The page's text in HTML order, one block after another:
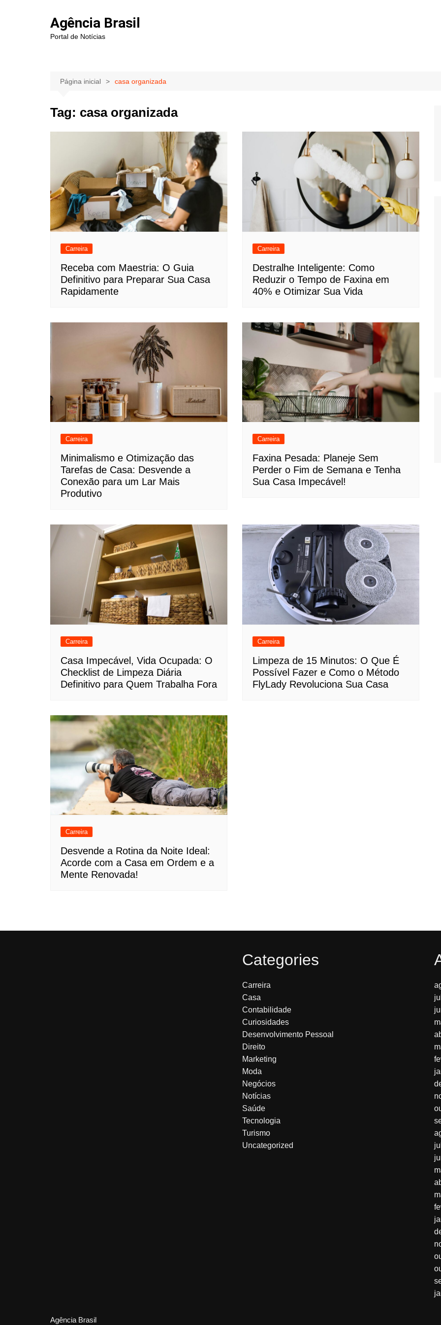
Agência Brasil
Portal de Notícias
Página inicial casa organizada
Tag: casa organizada
Carreira
Receba com Maestria: O Guia
Definitivo para Preparar Sua Casa
Rapidamente
Carreira
Destralhe Inteligente: Como
Reduzir o Tempo de Faxina em
40% e Otimizar Sua Vida
Carreira
Minimalismo e Otimização das
Tarefas de Casa: Desvende a
Conexão para um Lar Mais
Produtivo
Carreira
Faxina Pesada: Planeje Sem
Perder o Fim de Semana e Tenha
Sua Casa Impecável!
Carreira
Casa Impecável, Vida Ocupada: O
Checklist de Limpeza Diária
Definitivo para Quem Trabalha Fora
Carreira
Limpeza de 15 Minutos: O Que É
Possível Fazer e Como o Método
FlyLady Revoluciona Sua Casa
Carreira
Desvende a Rotina da Noite Ideal:
Acorde com a Casa em Ordem e a
Mente Renovada!
Categories
Carreira
Casa
Contabilidade
Curiosidades
Desenvolvimento Pessoal
Direito
Marketing
Moda
Negócios
Notícias
Saúde
Tecnologia
Turismo
Uncategorized
Agência Brasil